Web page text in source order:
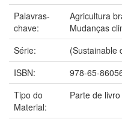
Palavras-
chave:
Agricultura
Mudanças
Série:
(Sustainable
ISBN:
978-65-
Tipo do
Material:
Parte de livro